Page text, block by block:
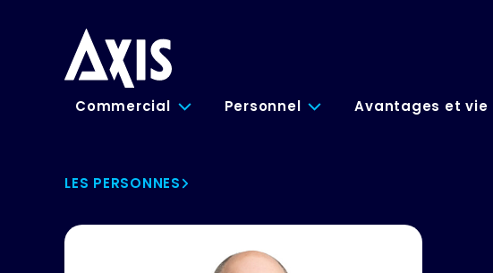
Commercial Personnel Avantages et vie
LES PERSONNES